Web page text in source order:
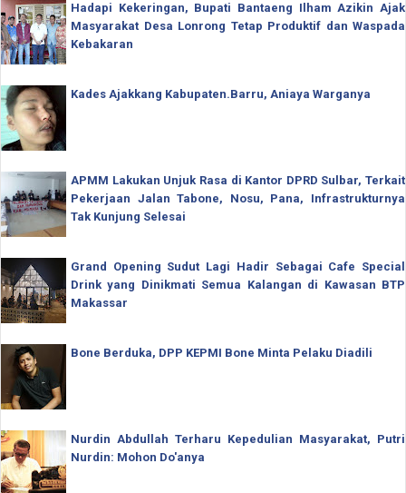
Hadapi Kekeringan, Bupati Bantaeng Ilham Azikin Ajak
Masyarakat Desa Lonrong Tetap Produktif dan Waspada
Kebakaran
Kades Ajakkang Kabupaten.Barru, Aniaya Warganya
APMM Lakukan Unjuk Rasa di Kantor DPRD Sulbar, Terkait
Pekerjaan Jalan Tabone, Nosu, Pana, Infrastrukturnya
Tak Kunjung Selesai
Grand Opening Sudut Lagi Hadir Sebagai Cafe Special
Drink yang Dinikmati Semua Kalangan di Kawasan BTP
Makassar
Bone Berduka, DPP KEPMI Bone Minta Pelaku Diadili
Nurdin Abdullah Terharu Kepedulian Masyarakat, Putri
Nurdin: Mohon Do'anya